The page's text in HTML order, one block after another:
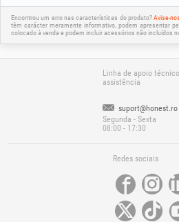
Encontrou um erro nas características do produto?Avise-
têm carácter meramente informativo, podem apresentar
colocado à venda e podem incluir acessórios não incluídos
Linha de apoio
assistência
suport@honest.ro
Segunda - Sexta
08:00 - 17:30
Redes sociais